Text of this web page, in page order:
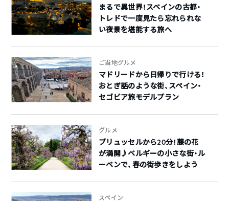
まるで異世界！スペインの古都・
トレドで一度見たら忘れられな
い夜景を堪能する旅へ
ご当地グルメ
マドリードから日帰りで行ける！
おとぎ話のような街、スペイン・
セゴビア旅モデルプラン
グルメ
ブリュッセルから20分！藤の花
が満開♪ベルギーの小さな街・ル
ーベンで、春の街歩きをしよう
スペイン